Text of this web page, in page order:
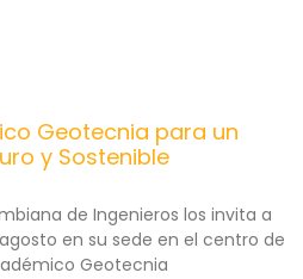
Geotecnia para un
y Sostenible
de Ingenieros los invita a
en su sede en el centro de
Geotecnia